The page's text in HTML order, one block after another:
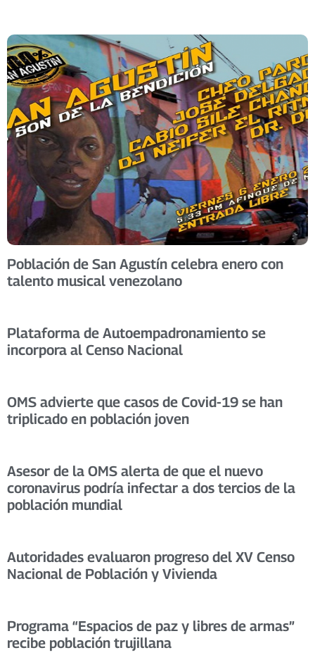
Población de San Agustín celebra enero con
talento musical venezolano
Plataforma de Autoempadronamiento se
incorpora al Censo Nacional
OMS advierte que casos de Covid-19 se han
triplicado en población joven
Asesor de la OMS alerta de que el nuevo
coronavirus podría infectar a dos tercios de la
población mundial
Autoridades evaluaron progreso del XV Censo
Nacional de Población y Vivienda
Programa “Espacios de paz y libres de armas”
recibe población trujillana